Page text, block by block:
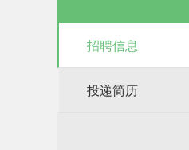
招聘信息
投递简历